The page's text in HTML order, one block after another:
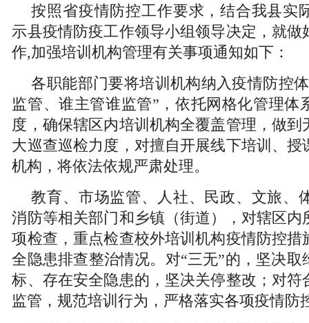
按照省疫情防控工作要求，结合我县实
示县疫情防疫工作领导小组领导决定，就做
作,加强培训机构管理有关事项通知如下：
各职能部门要将培训机构纳入疫情防控
监管、谁主管谁监管”，依托网格化管理体
度，确保辖区内培训机构全覆盖管理，做到
大巡查巡检力度，对擅自开展线下培训、授
机构，将依法依规严肃处理。
教育、市场监管、人社、民政、文旅、
消防等相关部门和乡镇（街道），对辖区内
项检查，重点检查校外培训机构疫情防控措
全隐患排查整治情况。对“三无”的，坚决取
标、存在安全隐患的，坚决关停整改；对符
监管，规范培训行为，严格落实各项疫情防